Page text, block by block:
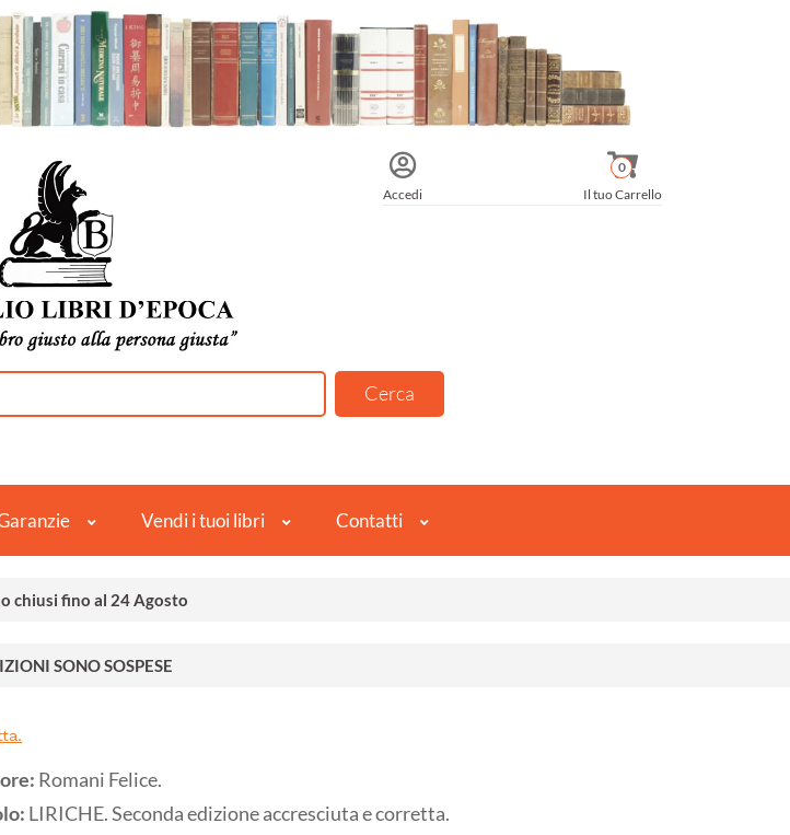
Accedi Il tuo Carrello
0
Vendi i tuoi libri Contatti
chiusi fino al 24 Agosto
SONO SOSPESE
Romani Felice.
LIRICHE. Seconda edizione accresciuta e corretta.